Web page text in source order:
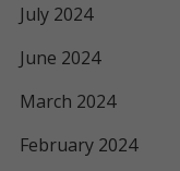
July 2024
June 2024
March 2024
February 2024